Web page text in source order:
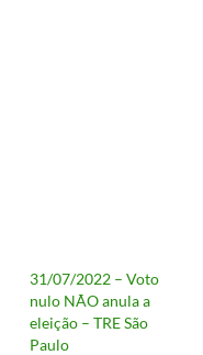
31/07/2022 – Voto
nulo NÃO anula a
eleição – TRE São
Paulo